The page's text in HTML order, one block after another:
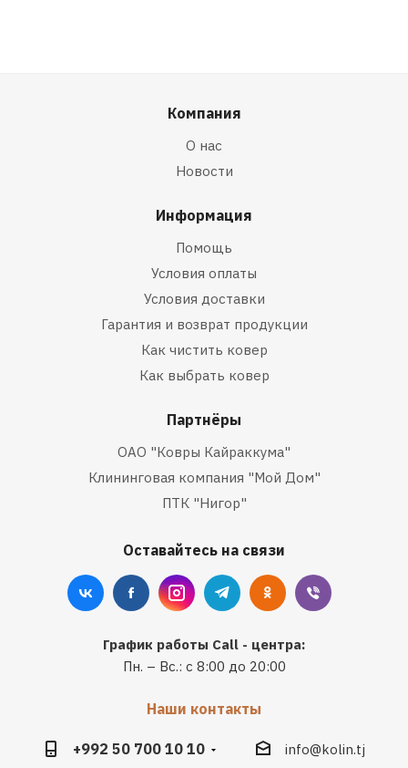
Компания
О нас
Новости
Информация
Помощь
Условия оплаты
Условия доставки
Гарантия и возврат продукции
Как чистить ковер
Как выбрать ковер
Партнёры
ОАО "Ковры Кайраккума"
Клининговая компания "Мой Дом"
ПТК "Нигор"
Оставайтесь на связи
График работы Call - центра:
Пн. – Вс.: с 8:00 до 20:00
Наши контакты
+992 50 700 10 10 info@kolin.tj